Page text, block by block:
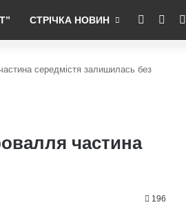
СТРІЧКА НОВИН RSS
середмістя залишилась без
частина
196